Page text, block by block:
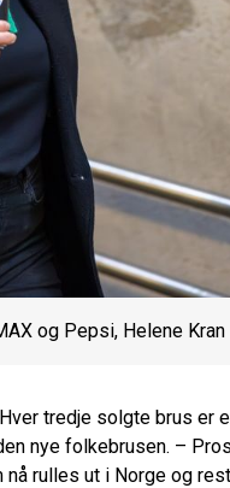
og Pepsi, Helene
tredje solgte brus er
nye folkebrusen. –
rulles ut i Norge og